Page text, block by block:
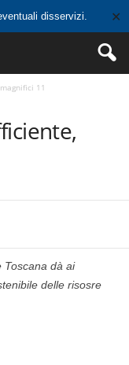
disservizi. ✕
11
Toscana dà ai
delle risosre